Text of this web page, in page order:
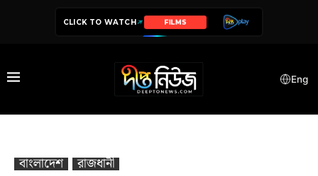
CLICK TO WATCH SERIES
Eng
বাংলাদেশ
রাজধানী